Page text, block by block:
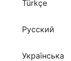
Türkçe
Русский
Українська